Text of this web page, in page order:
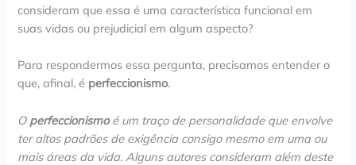
consideram que essa é uma característica funcional em
suas vidas ou prejudicial em algum aspecto?
Para respondermos essa pergunta, precisamos entender o
que, afinal, é perfeccionismo.
O perfeccionismoé um traço de personalidade que envolve
ter altos padrões de exigência consigo mesmo em uma ou
mais áreas da vida. Alguns autores consideram além deste